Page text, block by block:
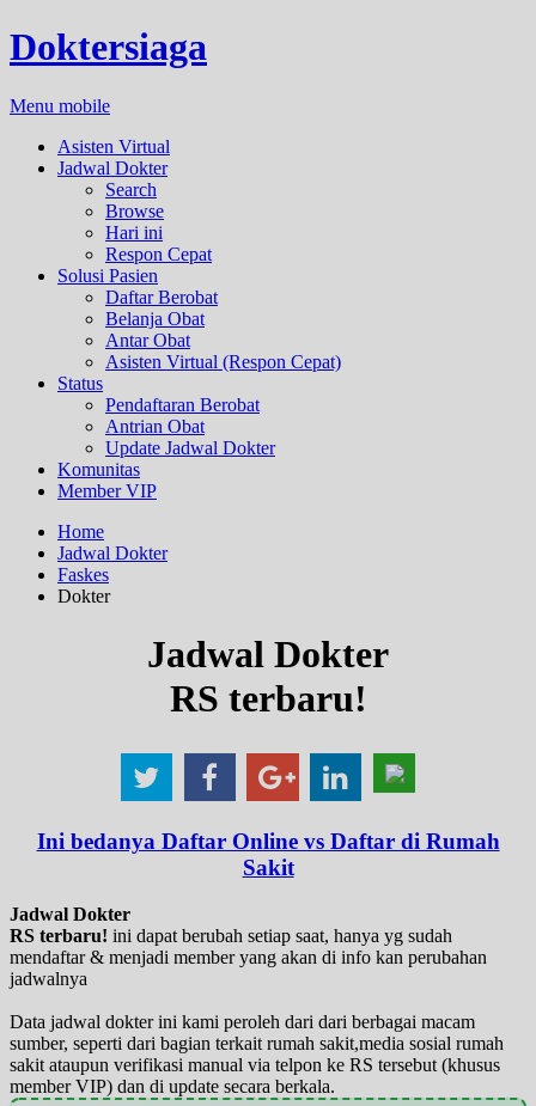
Doktersiaga
Menu mobile
Asisten Virtual
Jadwal Dokter
Search
Browse
Hari ini
Respon Cepat
Solusi Pasien
Daftar Berobat
Belanja Obat
Antar Obat
Asisten Virtual (Respon Cepat)
Status
Pendaftaran Berobat
Antrian Obat
Update Jadwal Dokter
Komunitas
Member VIP
Home
Jadwal Dokter
Faskes
Dokter
Jadwal Dokter
RS terbaru!
Ini bedanya Daftar Online vs Daftar di Rumah
Sakit
Jadwal Dokter
RS terbaru! ini dapat berubah setiap saat, hanya yg sudah
mendaftar & menjadi member yang akan di info kan perubahan
jadwalnya
Data jadwal dokter ini kami peroleh dari dari berbagai macam
sumber, seperti dari bagian terkait rumah sakit,media sosial rumah
sakit ataupun verifikasi manual via telpon ke RS tersebut (khusus
member VIP) dan di update secara berkala.